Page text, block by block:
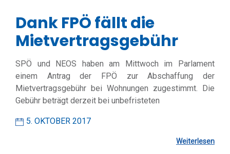
Dank FPÖ fällt die
Mietvertragsgebühr
SPÖ und NEOS haben am Mittwoch im Parlament
einem Antrag der FPÖ zur Abschaffung der
Mietvertragsgebühr bei Wohnungen zugestimmt. Die
Gebühr beträgt derzeit bei unbefristeten
5. OKTOBER 2017
Weiterlesen